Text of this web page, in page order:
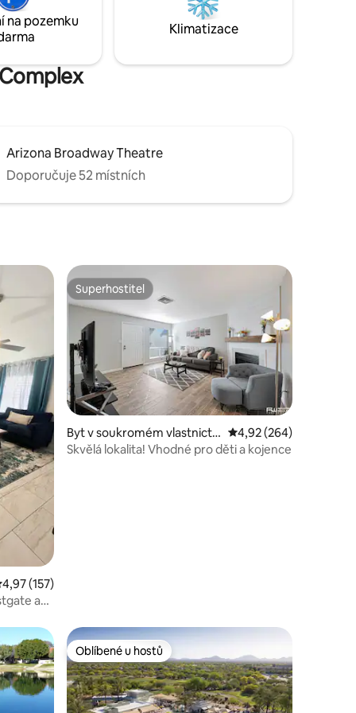
a nový gril na zahradě. 3 televizory (65 a
55 palců) s kabelem, DVD a FireStickem.
Rychlá spolehlivá WiFi.
na pozemku
Klimatizace
Arizona Broadway Theatre
Doporučuje 52 místních
hodnocení 4,97 z 5, 157 hodnocení
4,97 (157)
a
Superhostitel
Superhostitel
Byt v soukromém vlastnictví
ve městě Phoenix
Průměrné hodnocení
4,92 (264)
Skvělá lokalita! Vhodné pro děti a kojence
Oblíbené u hostů
Oblíbené u hostů